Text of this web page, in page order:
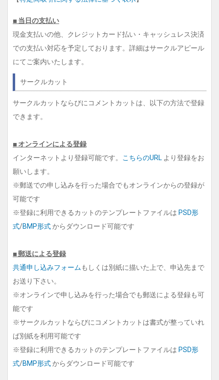
■ 当日の支払い
現金支払いの他、クレジットカード払い・キャッシュレス決済
での支払い対応を予定しております。詳細はサークルアピール
にてご案内いたします。
サークルカット
サークルカットならびにコメントカットは、以下の方法で登録
できます。
■ オンラインによる登録
インターネットより登録可能です。
こちらのURL より登録をお
願いします。
※郵送での申し込みを行った場合でもオンラインからの登録が
可能です
※登録に利用できるカットのテンプレートファイルは PSD形
式/BMP形式からダウンロード可能です
■ 郵送による登録
共通申し込みフォームもしくは別紙に描いた上で、申込先まで
お送り下さい。
※オンラインで申し込みを行った場合でも郵送による登録も可
能です
※サークルカットならびにコメントカットは書式が整っていれ
ば別紙を利用可能です
※登録に利用できるカットのテンプレートファイルは PSD形
式/BMP形式からダウンロード可能です